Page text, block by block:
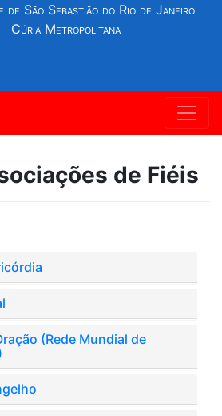
de São Sebastião do Rio de Janeiro
Cúria Metropolitana
de Fiéis
(Rede Mundial de